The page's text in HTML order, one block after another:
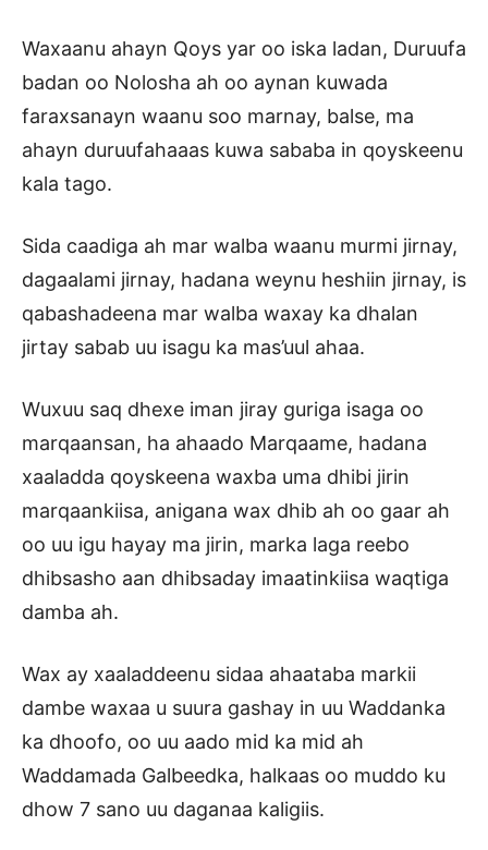
Waxaanu ahayn Qoys yar oo iska ladan, Duruufa
badan oo Nolosha ah oo aynan kuwada
faraxsanayn waanu soo marnay, balse, ma
ahayn duruufahaaas kuwa sababa in qoyskeenu
kala tago.
Sida caadiga ah mar walba waanu murmi jirnay,
dagaalami jirnay, hadana weynu heshiin jirnay, is
qabashadeena mar walba waxay ka dhalan
jirtay sabab uu isagu ka mas’uul ahaa.
Wuxuu saq dhexe iman jiray guriga isaga oo
marqaansan, ha ahaado Marqaame, hadana
xaaladda qoyskeena waxba uma dhibi jirin
marqaankiisa, anigana wax dhib ah oo gaar ah
oo uu igu hayay ma jirin, marka laga reebo
dhibsasho aan dhibsaday imaatinkiisa waqtiga
damba ah.
Wax ay xaaladdeenu sidaa ahaataba markii
dambe waxaa u suura gashay in uu Waddanka
ka dhoofo, oo uu aado mid ka mid ah
Waddamada Galbeedka, halkaas oo muddo ku
dhow 7 sano uu daganaa kaligiis.